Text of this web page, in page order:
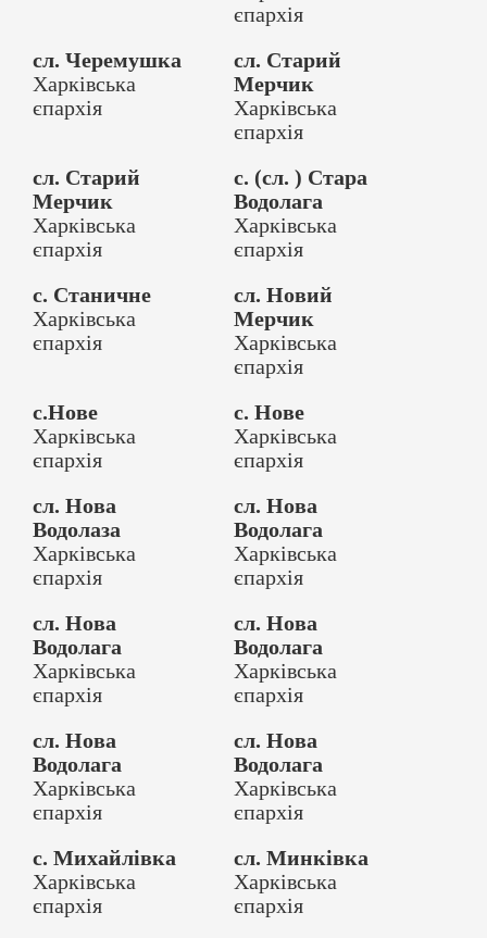
єпархія
сл. Черемушка
Харківська
єпархія
сл. Старий
Мерчик
Харківська
єпархія
сл. Старий
Мерчик
Харківська
єпархія
с. (сл. ) Стара
Водолага
Харківська
єпархія
с. Станичне
Харківська
єпархія
сл. Новий
Мерчик
Харківська
єпархія
с.Нове
Харківська
єпархія
с. Нове
Харківська
єпархія
сл. Нова
Водолаза
Харківська
єпархія
сл. Нова
Водолага
Харківська
єпархія
сл. Нова
Водолага
Харківська
єпархія
сл. Нова
Водолага
Харківська
єпархія
сл. Нова
Водолага
Харківська
єпархія
сл. Нова
Водолага
Харківська
єпархія
с. Михайлівка
Харківська
єпархія
сл. Минківка
Харківська
єпархія